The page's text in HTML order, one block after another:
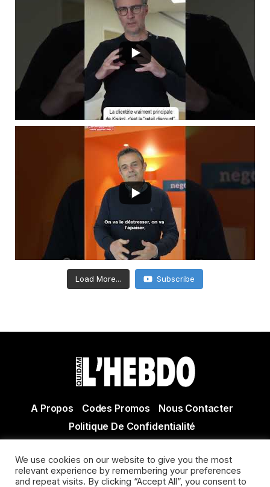
Load More... Subscribe
A Propos Codes Promos
Nous Contacter
Politique De Confidentialité
Actualité Agen - Actualité en lot et Garonne - Actualité
Villeneuve sur Lot
We use cookies on our website to give you the most
relevant experience by remembering your preferences
and repeat visits. By clicking “Accept All”, you consent to